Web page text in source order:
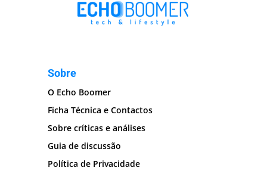
Sobre
O Echo Boomer
Ficha Técnica e Contactos
Sobre críticas e análises
Guia de discussão
Política de Privacidade